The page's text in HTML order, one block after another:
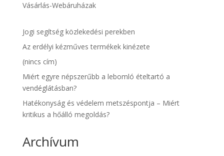
Vásárlás-Webáruházak
Jogi segítség közlekedési perekben
Az erdélyi kézműves termékek kinézete
(nincs cím)
Miért egyre népszerűbb a lebomló ételtartó a
vendéglátásban?
Hatékonyság és védelem metszéspontja – Miért
kritikus a hőálló megoldás?
Archívum